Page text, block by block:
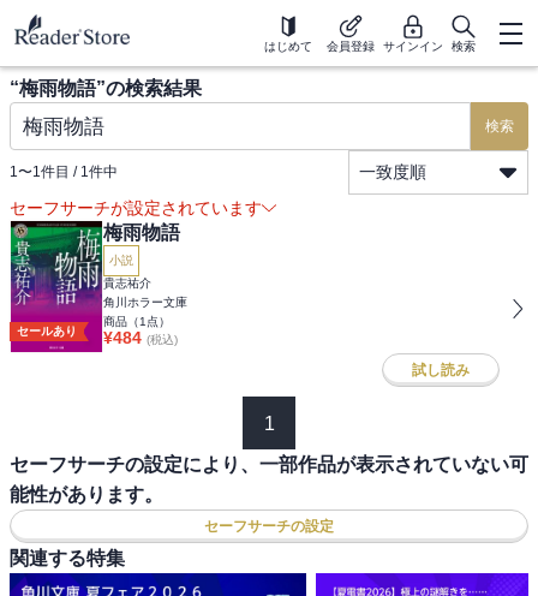
はじめて 会員登録 サインイン 検索
“梅雨物語”の検索結果
検索
1〜1件目 / 1件中
一致度順
セーフサーチが設定されています
セールあり
梅雨物語
小説
貴志祐介
角川ホラー文庫
商品（1 点）
¥484 (税込)
試し読み
1
セーフサーチの設定により、一部作品が表示されていない可
能性があります。
セーフサーチの設定
関連する特集